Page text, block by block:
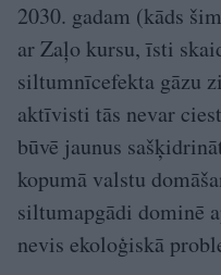
2030. gadam (kāds
ar Zaļo kursu, īsti
siltumnīcefekta gāzu
aktīvisti tās nevar
būvē jaunus
kopumā valstu
siltumapgādi dominē
nevis ekoloģiskā